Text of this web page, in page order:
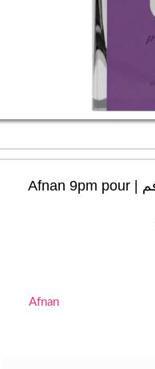
عطر ادکلن افنان ۹ پی‌ام پور فم | Afnan 9pm pour
Afnan